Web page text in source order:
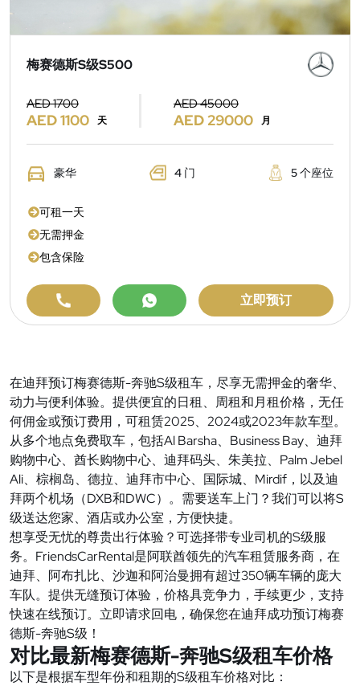
梅赛德斯S级S500
AED 1700
AED 1100 天
AED 45000
AED 29000 月
豪华 4 门 5 个座位
可租一天
无需押金
包含保险
立即预订
在迪拜预订梅赛德斯-奔驰S级租车，尽享无需押金的奢华、
动力与便利体验。提供便宜的日租、周租和月租价格，无任
何佣金或预订费用，可租赁2025、2024或2023年款车型。
从多个地点免费取车，包括Al Barsha、Business Bay、迪拜
购物中心、酋长购物中心、迪拜码头、朱美拉、Palm Jebel
Ali、棕榈岛、德拉、迪拜市中心、国际城、Mirdif，以及迪
拜两个机场（DXB和DWC）。需要送车上门？我们可以将S
级送达您家、酒店或办公室，方便快捷。
想享受无忧的尊贵出行体验？可选择带专业司机的S级服
务。FriendsCarRental是阿联酋领先的汽车租赁服务商，在
迪拜、阿布扎比、沙迦和阿治曼拥有超过350辆车辆的庞大
车队。提供无缝预订体验，价格具竞争力，手续更少，支持
快速在线预订。立即请求回电，确保您在迪拜成功预订梅赛
德斯-奔驰S级！
对比最新梅赛德斯-奔驰S级租车价格
以下是根据车型年份和租期的S级租车价格对比：